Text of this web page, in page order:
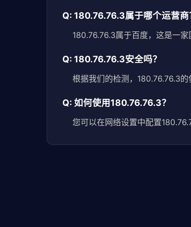
Q: 180.76.76.3属于哪个运营商
180.76.76.3属于百度，这是一家
Q: 180.76.76.3安全吗？
根据我们的检测，180.76.76.3
Q: 如何使用180.76.76.3？
您可以在网络设置中配置